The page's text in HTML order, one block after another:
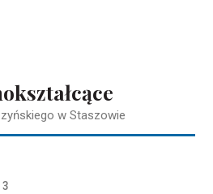
w Staszowie